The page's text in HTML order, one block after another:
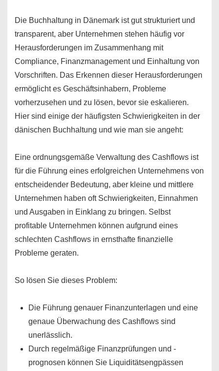
Die Buchhaltung in Dänemark ist gut strukturiert und
transparent, aber Unternehmen stehen häufig vor
Herausforderungen im Zusammenhang mit
Compliance, Finanzmanagement und Einhaltung von
Vorschriften. Das Erkennen dieser Herausforderungen
ermöglicht es Geschäftsinhabern, Probleme
vorherzusehen und zu lösen, bevor sie eskalieren.
Hier sind einige der häufigsten Schwierigkeiten in der
dänischen Buchhaltung und wie man sie angeht:
Eine ordnungsgemäße Verwaltung des Cashflows ist
für die Führung eines erfolgreichen Unternehmens von
entscheidender Bedeutung, aber kleine und mittlere
Unternehmen haben oft Schwierigkeiten, Einnahmen
und Ausgaben in Einklang zu bringen. Selbst
profitable Unternehmen können aufgrund eines
schlechten Cashflows in ernsthafte finanzielle
Probleme geraten.
So lösen Sie dieses Problem:
Die Führung genauer Finanzunterlagen und eine
genaue Überwachung des Cashflows sind
unerlässlich.
Durch regelmäßige Finanzprüfungen und -
prognosen können Sie Liquiditätsengpässen